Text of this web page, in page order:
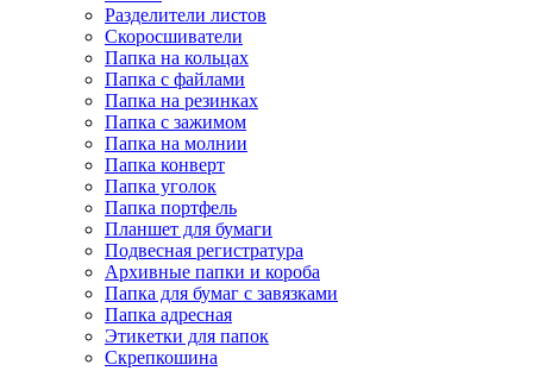
Разделители листов
Скоросшиватели
Папка на кольцах
Папка с файлами
Папка на резинках
Папка с зажимом
Папка на молнии
Папка конверт
Папка уголок
Папка портфель
Планшет для бумаги
Подвесная регистратура
Архивные папки и короба
Папка для бумаг с завязками
Папка адресная
Этикетки для папок
Скрепкошина